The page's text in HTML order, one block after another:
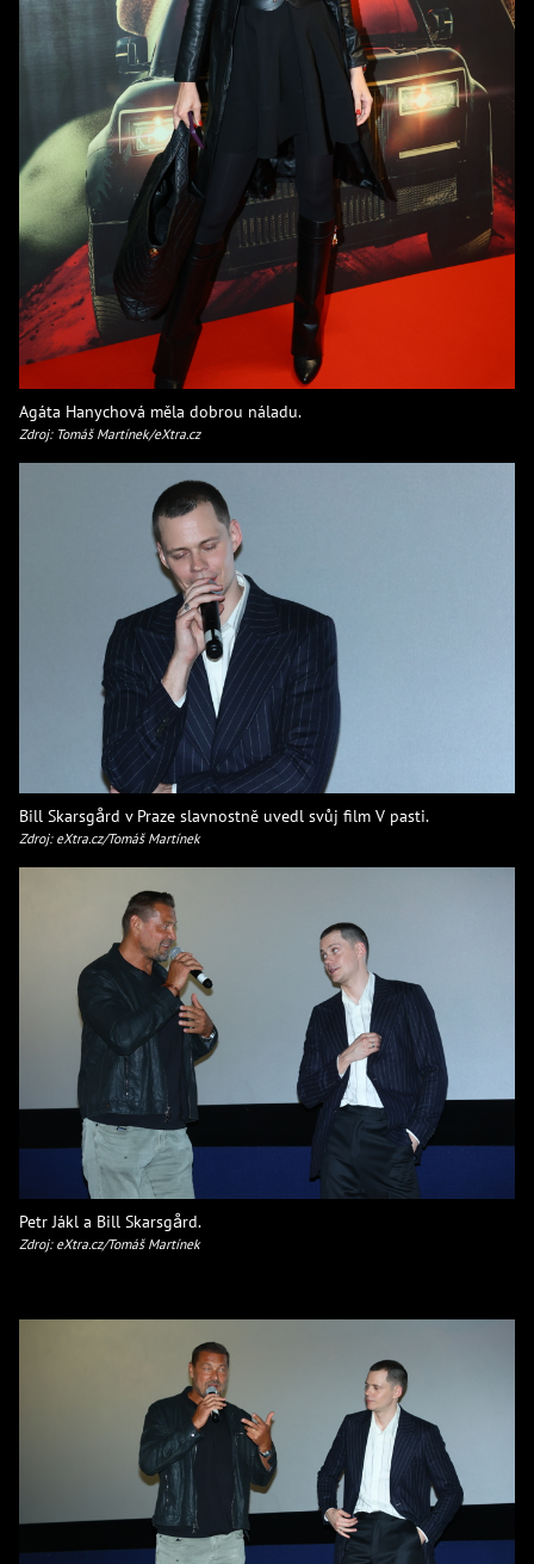
Agáta Hanychová měla dobrou náladu.
Zdroj: Tomáš Martínek/eXtra.cz
Bill Skarsgård v Praze slavnostně uvedl svůj film V pasti.
Zdroj: eXtra.cz/Tomáš Martínek
Petr Jákl a Bill Skarsgård.
Zdroj: eXtra.cz/Tomáš Martínek